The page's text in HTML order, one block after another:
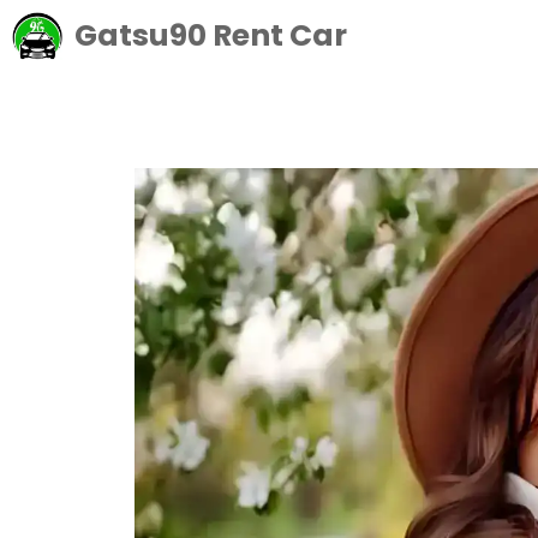
Langsung
ke
Gatsu90 Rent Car